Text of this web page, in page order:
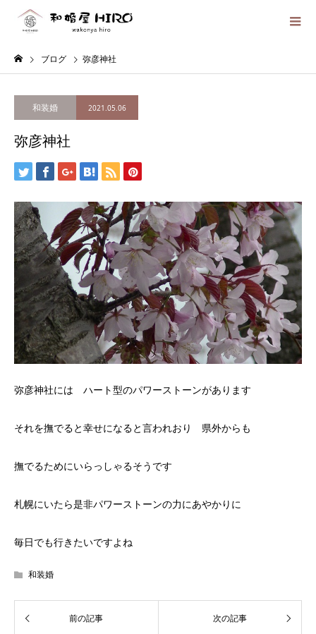
ブログ 弥彦神社
和装婚 2021.05.06
弥彦神社
弥彦神社には ハート型のパワーストーンがあります
それを撫でると幸せになると言われおり 県外からも
撫でるためにいらっしゃるそうです
札幌にいたら是非パワーストーンの力にあやかりに
毎日でも行きたいですよね
和装婚